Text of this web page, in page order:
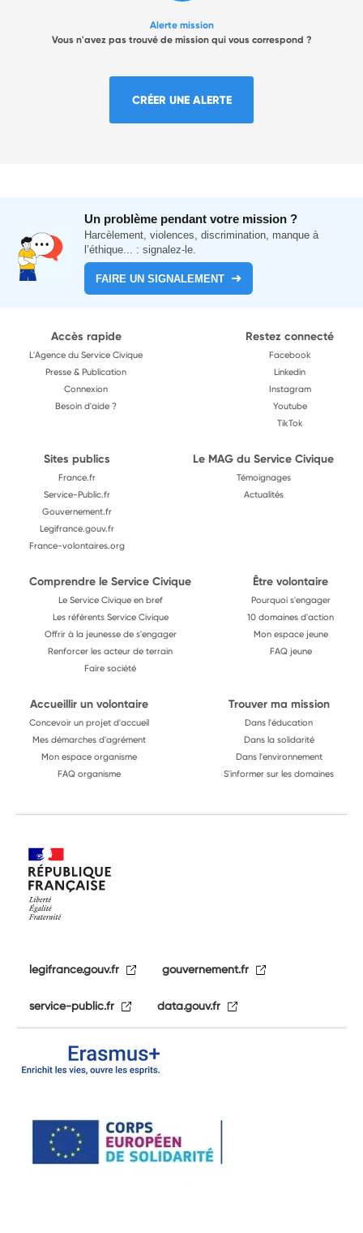
Alerte mission
Vous n'avez pas trouvé de mission qui vous correspond ?
CRÉER UNE ALERTE
Un problème pendant votre mission ?
Harcèlement, violences, discrimination, manque à
l’éthique... : signalez-le.
FAIRE UN SIGNALEMENT
Accès rapide
L'Agence du Service Civique
Presse & Publication
Connexion
Besoin d'aide ?
Restez connecté
Facebook
Linkedin
Instagram
Youtube
TikTok
Sites publics
France.fr
Service-Public.fr
Gouvernement.fr
Legifrance.gouv.fr
France-volontaires.org
Le MAG du Service Civique
Témoignages
Actualités
Comprendre le Service Civique
Le Service Civique en bref
Les référents Service Civique
Offrir à la jeunesse de s'engager
Renforcer les acteur de terrain
Faire société
Être volontaire
Pourquoi s'engager
10 domaines d'action
Mon espace jeune
FAQ jeune
Accueillir un volontaire
Concevoir un projet d'accueil
Mes démarches d'agrément
Mon espace organisme
FAQ organisme
Trouver ma mission
Dans l'éducation
Dans la solidarité
Dans l'environnement
S'informer sur les domaines
legifrance.gouv.fr gouvernement.fr
service-public.fr data.gouv.fr